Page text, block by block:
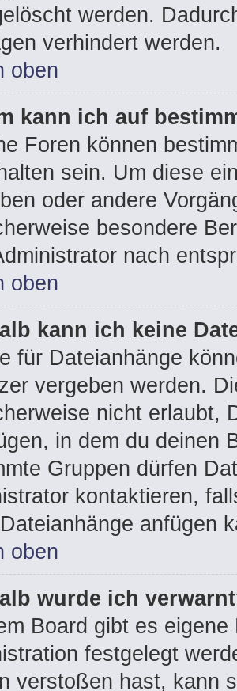
werden.
verhindert werden.
oben
kann ich auf
Foren können
sein. Um diese
oder andere
besondere
nach
oben
kann ich keine
für Dateianhänge
vergeben werden.
nicht erlaubt,
in dem du deinen
Gruppen dürfen
kontaktieren,
anfügen
oben
wurde ich
Board gibt es
festgelegt
verstoßen hast, kann